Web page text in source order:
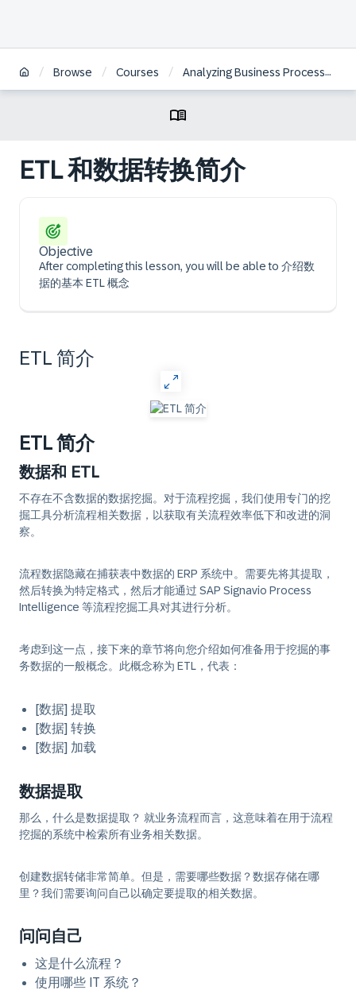
/ Browse / Courses / Analyzing Business Processes with SAP Signavio Solutions | ZH
ETL 和数据转换简介
Objective
After completing this lesson, you will be able to 介绍数
据的基本 ETL 概念
ETL 简介
ETL 简介
数据和 ETL
不存在不含数据的数据挖掘。对于流程挖掘，我们使用专门的挖
掘工具分析流程相关数据，以获取有关流程效率低下和改进的洞
察。
流程数据隐藏在捕获表中数据的 ERP 系统中。需要先将其提取，
然后转换为特定格式，然后才能通过 SAP Signavio Process
Intelligence 等流程挖掘工具对其进行分析。
考虑到这一点，接下来的章节将向您介绍如何准备用于挖掘的事
务数据的一般概念。此概念称为 ETL，代表：
[数据] 提取
[数据] 转换
[数据] 加载
数据提取
那么，什么是数据提取？ 就业务流程而言，这意味着在用于流程
挖掘的系统中检索所有业务相关数据。
创建数据转储非常简单。但是，需要哪些数据？数据存储在哪
里？我们需要询问自己以确定要提取的相关数据。
问问自己
这是什么流程？
使用哪些 IT 系统？